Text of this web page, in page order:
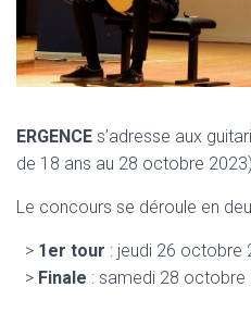
ERGENCE s’adresse aux
de 18 ans au 28 octobre 2023)
Le concours se déroule en
> 1er tour : jeudi 26 octobre
> Finale : samedi 28 octobre